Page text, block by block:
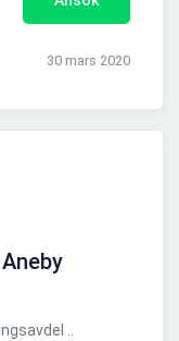
30 mars 2020
..